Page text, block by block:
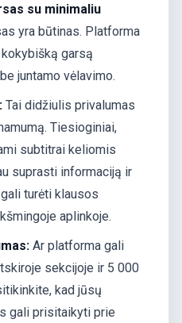
su minimaliu
yra būtinas. Platforma
garsą
juntamo vėlavimo.
Tai didžiulis privalumas
Tiesioginiai,
subtitrai keliomis
suprasti informaciją ir
turėti klausos
aplinkoje.
Ar platforma gali
sekcijoje ir 5 000
kad jūsų
gali prisitaikyti prie